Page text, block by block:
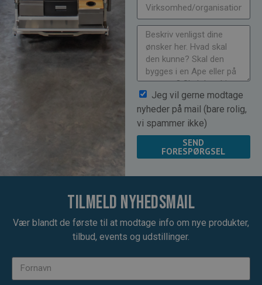
Jeg vil gerne modtage
nyheder på mail (bare rolig,
vi spammer ikke)
SEND
FORESPØRGSEL
Tilmeld nyhedsmail
Vær blandt de første til at modtage info om nye produkter,
tilbud, events og udstillinger.